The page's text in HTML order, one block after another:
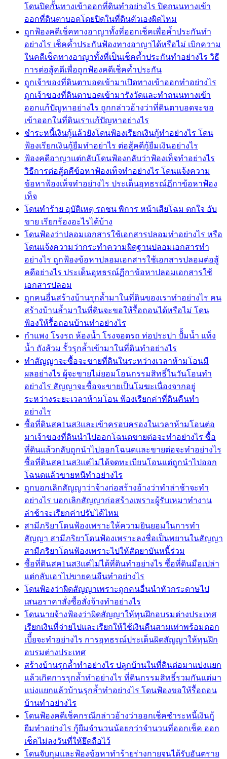
โดนปิดกั้นทางเข้าออกที่ดินทำอย่างไร ปิดถนนทางเข้า
ออกที่ดินตาบอดโดยปิดในที่ดินตัวเองผิดไหม
ถูกฟ้องคดีเช็คทางอาญาทั้งที่ออกเช็คเพื่อค้ำประกันทำ
อย่างไร เช็คค้ำประกันฟ้องทางอาญาได้หรือไม่ เบิกความ
ในคดีเช็คทางอาญาทั้งที่เป็นเช็คค้ำประกันทำอย่างไร วิธี
การต่อสู้คดีเพื่อถูกฟ้องคดีเช็คค้ำประกัน
ถูกเจ้าของที่ดินตาบอดเข้ามาเปิดทางเข้าออกทำอย่างไร
ถูกเจ้าของที่ดินตาบอดเข้ามารังวัดและทำถนนทางเข้า
ออกแก้ปัญหาอย่างไร ถูกกล่าวอ้างว่าที่ดินตาบอดจะขอ
เข้าออกในที่ดินเราแก้ปัญหาอย่างไร
ชำระหนี้เงินกู้แล้วยังโดนฟ้องเรียกเงินกู้ทำอย่างไร โดน
ฟ้องเรียกเงินกู้ยืมทำอย่าไร ต่อสู้คดีกู้ยืมเงินอย่างไร
ฟ้องคดีอาญาแต่กลับโดนฟ้องกลับว่าฟ้องเท็จทำอย่างไร
วิธีการต่อสู้ดคีข้อหาฟ้องเท็จทำอย่างไร โดนแจ้งความ
ข้อหาฟ้องเท็จทำอย่างไร ประเด็นอุทธรณ์ฏีกาข้อหาฟ้อง
เท็จ
โดนทำร้าย อุบัติเหตุ รถชน พิการ หน้าเสียโฉม ตกใจ อับ
ขาย เรียกร้องอะไรได้บ้าง
โดนฟ้องว่าปลอมเอกสารใช้เอกสารปลอมทำอย่างไร หรือ
โดนแจ้งความว่ากระทำความผิดฐานปลอมเอกสารทำ
อย่างไร ถูกฟ้องข้อหาปลอมเอกสารใช้เอกสารปลอมต่อสู้
คดีอย่างไร ประเด็นอุทธรณ์ฏีกาข้อหาปลอมเอกสารใช้
เอกสารปลอม
ถูกคนอื่นสร้างบ้านรุกล้ำมาในที่ดินของเราทำอย่างไร คน
สร้างบ้านล้ำมาในที่ดินจะขอให้รื้อถอนได้หรือไม่ โดน
ฟ้องให้รื้อถอนบ้านทำอย่างไร
กำแพง โรงรถ ห้องน้ำ โรงจอดรถ ท่อประปา ปัั้มน้ำ แท็ง
น้ำ ถังส้วม รั้วรุกล้ำเข้ามาในที่ดินทำอย่างไร
ทำสัญญาจะซื้อจะขายที่ดินในระหว่างเวลาห้ามโอนมี
ผลอย่างไร ผู้จะขายไม่ยอมโอนกรรมสิทธิ์ในวันโอนทำ
อย่างไร สัญญาจะซื้อจะขายเป็นโมฆะเนื่องจากอยู่
ระหว่างระยะเวลาห้ามโอน ฟ้องเรียกค่าที่ดินคืนทำ
อย่างไร
ซื้อที่ดินสค1นส3และเข้าครอบครองในเวลาห้ามโอนต่อ
มาเจ้าของที่ดินนำไปออกโฉนดขายต่อจะทำอย่างไร ซื้อ
ที่ดินแล้วกลับถูกนำไปออกโฉนดและขายต่อจะทำอย่างไร
ซื้อที่ดินสค1นส3แต่ไม่ได้จดทะเบียนโอนแต่ถูกนำไปออก
โฉนดแล้วขายหนีทำอย่างไร
ถูกบอกเลิกสัญญาว่าจ้างก่อสร้างอ้างว่าทำล่าช้าจะทำ
อย่างไร บอกเลิกสัญญาก่อสร้างเพราะผู้รับเหมาทำงาน
ล่าช้าจะเรียกค่าปรับได้ไหม
สามีภริยาโดนฟ้องเพราะให้ความยินยอมในการทำ
สัญญา สามีภริยาโดนฟ้องเพราะลงชื่อเป็นพยานในสัญญา
สามีภริยาโดนฟ้องเพราะไปให้สัตยาบันหนี้ร่วม
ซื้อที่ดินสค1นส3แต่ไม่ได้ที่ดินทำอย่างไร ซื้อที่ดินมือเปล่า
แต่กลับเอาไปขายคนอืนทำอย่างไร
โดนฟ้องว่าผิดสัญญาเพราะถูกคนอื่นนำหัวกระดาษไป
เสนอราคาสั่งซื้อสั่งจ้างทำอย่างไร
โดนนายจ้างฟ้องว่าผิดสัญญาให้ทุนฝึกอบรมต่างประเทศ
เรียกเงินที่จ่ายไปและเรียกให้ใช้เงินคืนสามเท่าพร้อมดอก
เบีี้ยจะทำอย่างไร การอุทธรณ์ประเด็นผิดสัญญาให้ทุนฝึก
อบรมต่างประเทศ
สร้างบ้านรุกล้ำทำอย่างไร ปลูกบ้านในที่ดินต่อมาแบ่งแยก
แล้วเกิดการรุกล้ำทำอย่างไร ที่ดินกรรมสิทธิ์รวมกันแต่มา
แบ่งแยกแล้วบ้านรุกล้ำทำอย่างไร โดนฟ้องขอให้รื้อถอน
บ้านทำอย่างไร
โดนฟ้องคดีเช็คกรณีกล่าวอ้างว่าออกเช็คชำระหนี้เงินกู้
ยืมทำอย่างไร กู้ยืมจำนวนน้อยกว่าจำนวนที่ออกเช็ค ออก
เช็คไม่ลงวันที่ให้ยึดถือไว้
โดนจับกุมและฟ้องข้อหาทำร้ายร่างกายจนได้รับอันตราย